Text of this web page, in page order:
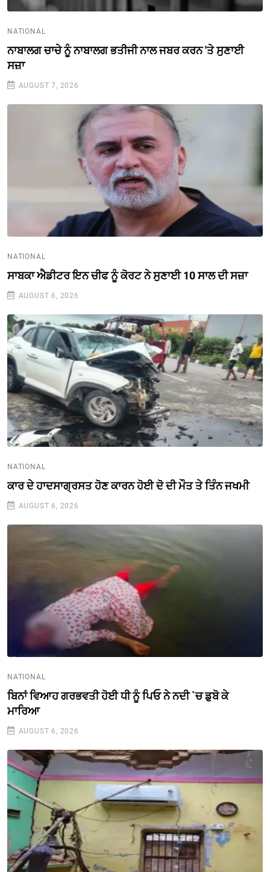
NATIONAL
ਨਾਬਾਲਗ ਚਾਚੇ ਨੂੰ ਨਾਬਾਲਗ ਭਤੀਜੀ ਨਾਲ ਜਬਰ ਕਰਨ 'ਤੇ ਸੁਣਾਈ
ਸਜ਼ਾ
AUGUST 7, 2026
NATIONAL
ਸਾਬਕਾ ਐਡੀਟਰ ਇਨ ਚੀਫ ਨੂੰ ਕੋਰਟ ਨੇ ਸੁਣਾਈ 10 ਸਾਲ ਦੀ ਸਜ਼ਾ
AUGUST 6, 2026
NATIONAL
ਕਾਰ ਦੇ ਹਾਦਸਾਗ੍ਰਸਤ ਹੋਣ ਕਾਰਨ ਹੋਈ ਦੋ ਦੀ ਮੌਤ ਤੇ ਤਿੰਨ ਜਖਮੀ
AUGUST 6, 2026
NATIONAL
ਬਿਨਾਂ ਵਿਆਹ ਗਰਭਵਤੀ ਹੋਈ ਧੀ ਨੂੰ ਪਿਓ ਨੇ ਨਦੀ `ਚ ਡੁਬੋ ਕੇ
ਮਾਰਿਆ
AUGUST 6, 2026